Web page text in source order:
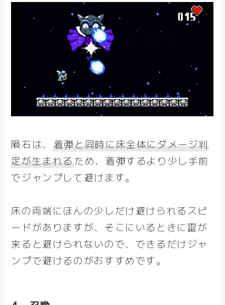
隕石は、 着弾と同時に床全体にダメージ判
定が生まれる ため、着弾するより少し手前
でジャンプして避けます。
床の両端にほんの少しだけ避けられるスピ
ードがありますが、そこにいるときに雷が
来ると避けられないので、できるだけジャ
ンプで避けるのがおすすめです。